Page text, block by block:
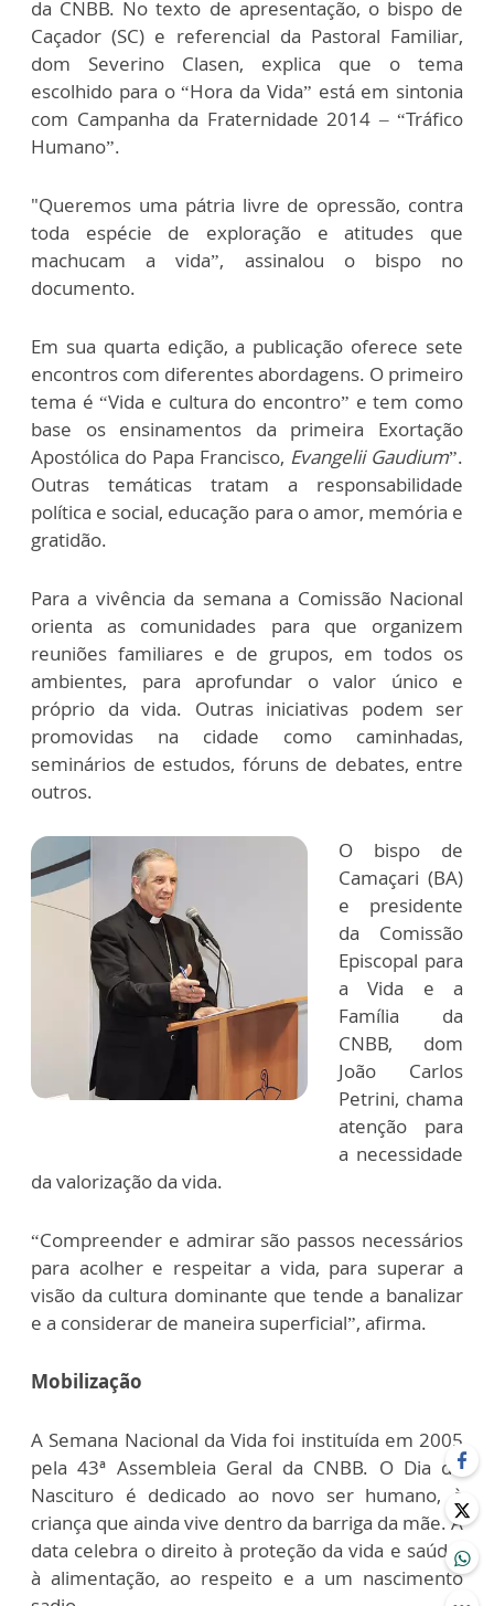
da CNBB. No texto de apresentação, o bispo de
Caçador (SC) e referencial da Pastoral Familiar,
dom Severino Clasen, explica que o tema
escolhido para o “Hora da Vida” está em sintonia
com Campanha da Fraternidade 2014 – “Tráfico
Humano”.
"Queremos uma pátria livre de opressão, contra
toda espécie de exploração e atitudes que
machucam a vida”, assinalou o bispo no
documento.
Em sua quarta edição, a publicação oferece sete
encontros com diferentes abordagens. O primeiro
tema é “Vida e cultura do encontro” e tem como
base os ensinamentos da primeira Exortação
Apostólica do Papa Francisco, Evangelii Gaudium”.
Outras temáticas tratam a responsabilidade
política e social, educação para o amor, memória e
gratidão.
Para a vivência da semana a Comissão Nacional
orienta as comunidades para que organizem
reuniões familiares e de grupos, em todos os
ambientes, para aprofundar o valor único e
próprio da vida. Outras iniciativas podem ser
promovidas na cidade como caminhadas,
seminários de estudos, fóruns de debates, entre
outros.
O bispo de
Camaçari (BA)
e presidente
da Comissão
Episcopal para
a Vida e a
Família da
CNBB, dom
João Carlos
Petrini, chama
atenção para
a necessidade
da valorização da vida.
“Compreender e admirar são passos necessários
para acolher e respeitar a vida, para superar a
visão da cultura dominante que tende a banalizar
e a considerar de maneira superficial”, afirma.
Mobilização
A Semana Nacional da Vida foi instituída em 2005
pela 43ª Assembleia Geral da CNBB. O Dia do
Nascituro é dedicado ao novo ser humano, à
criança que ainda vive dentro da barriga da mãe. A
data celebra o direito à proteção da vida e saúde,
à alimentação, ao respeito e a um nascimento